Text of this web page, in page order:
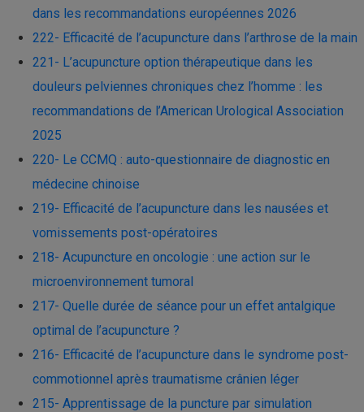
dans les recommandations européennes 2026
222- Efficacité de l’acupuncture dans l’arthrose de la main
221- L’acupuncture option thérapeutique dans les
douleurs pelviennes chroniques chez l’homme : les
recommandations de l’American Urological Association
2025
220- Le CCMQ : auto-questionnaire de diagnostic en
médecine chinoise
219- Efficacité de l’acupuncture dans les nausées et
vomissements post-opératoires
218- Acupuncture en oncologie : une action sur le
microenvironnement tumoral
217- Quelle durée de séance pour un effet antalgique
optimal de l’acupuncture ?
216- Efficacité de l’acupuncture dans le syndrome post-
commotionnel après traumatisme crânien léger
215- Apprentissage de la puncture par simulation